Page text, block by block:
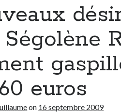
nos
Le
fond
d’écran
changé
!
Ségolène
euros
on 16 septembre 2009